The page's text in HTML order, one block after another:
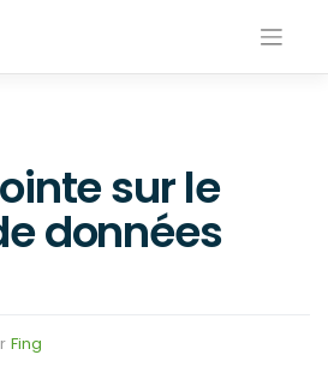
sur le
données
Fing